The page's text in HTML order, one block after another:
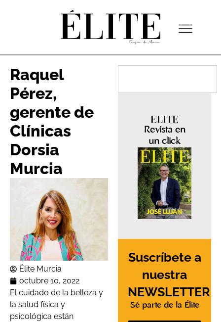
Raquel
Pérez,
gerente de
Clínicas
Dorsia
Murcia
Élite Murcia
octubre 10, 2022
El cuidado de la belleza y
la salud física y
psicológica están
Revista en
un click
Suscríbete a
nuestra
NEWSLETTER
Sé parte de la Élite